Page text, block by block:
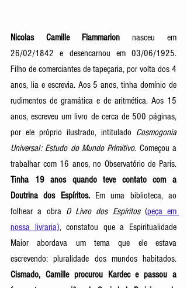
Nicolas Camille Flammarion nasceu em
26/02/1842 e desencarnou em 03/06/1925.
Filho de comerciantes de tapeçaria, por volta dos 4
anos, lia e escrevia. Aos 5 anos, tinha domínio de
rudimentos de gramática e de aritmética. Aos 15
anos, escreveu um livro de cerca de 500 páginas,
por ele próprio ilustrado, intitulado Cosmogonia
Universal: Estudo do Mundo Primitivo. Começou a
Tinha 19 anos quando teve contato com a
Doutrina dos Espíritos. Em uma biblioteca, ao
folhear a obra O Livro dos Espíritos (peça em
nossa livraria), constatou que a Espiritualidade
Maior abordava um tema que ele estava
Cismado, Camille procurou Kardec e passou a